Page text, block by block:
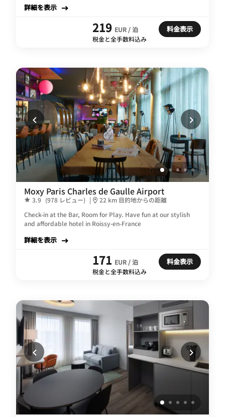
詳細を表示
219 EUR / 泊
税金と全手数料込み
料金表示
Moxy Paris Charles de Gaulle Airport
3.9 (978 レビュー) |
22 km 目的地からの距離
Check-in at the Bar, Room for Play. Have fun at our stylish
and affordable hotel in Roissy-en-France
詳細を表示
171 EUR / 泊
税金と全手数料込み
料金表示